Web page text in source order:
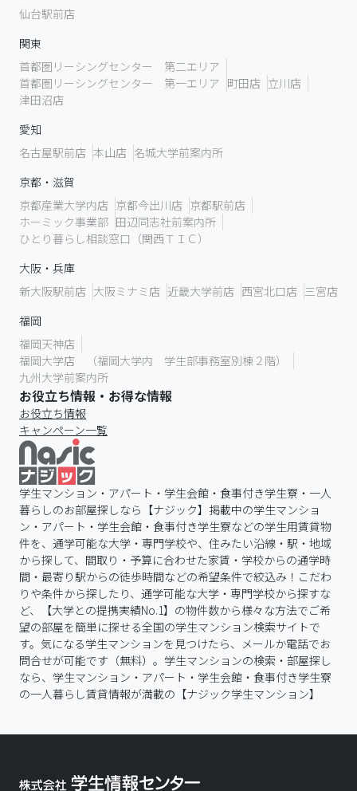
仙台駅前店
関東
首都圏リーシングセンター 第二エリア
首都圏リーシングセンター 第一エリア 町田店 立川店
津田沼店
愛知
名古屋駅前店 本山店 名城大学前案内所
京都・滋賀
京都産業大学内店 京都今出川店 京都駅前店
ホーミック事業部 田辺同志社前案内所
ひとり暮らし相談窓口（関西ＴＩＣ）
大阪・兵庫
新大阪駅前店 大阪ミナミ店 近畿大学前店 西宮北口店 三宮店
福岡
福岡天神店
福岡大学店 （福岡大学内 学生部事務室別棟２階）
九州大学前案内所
お役立ち情報・お得な情報
お役立ち情報
キャンペーン一覧
学生マンション・アパート・学生会館・食事付き学生寮・一人
暮らしのお部屋探しなら【ナジック】掲載中の学生マンショ
ン・アパート・学生会館・食事付き学生寮などの学生用賃貸物
件を、通学可能な大学・専門学校や、住みたい沿線・駅・地域
から探して、間取り・予算に合わせた家賃・学校からの通学時
間・最寄り駅からの徒歩時間などの希望条件で絞込み！こだわ
りや条件から探したり、通学可能な大学・専門学校から探すな
ど、【大学との提携実績No.1】の物件数から様々な方法でご希
望の部屋を簡単に探せる全国の学生マンション検索サイトで
す。気になる学生マンションを見つけたら、メールか電話でお
問合せが可能です（無料）。学生マンションの検索・部屋探し
なら、学生マンション・アパート・学生会館・食事付き学生寮
の一人暮らし賃貸情報が満載の【ナジック学生マンション】